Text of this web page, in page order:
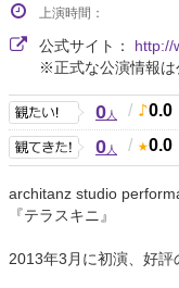
上演時間：
公式サイト： http://
※正式な公演情報は
0人 / 0.0
0人 / 0.0
architanz studio
『テラスキニ』
2013年3月に初演、好評